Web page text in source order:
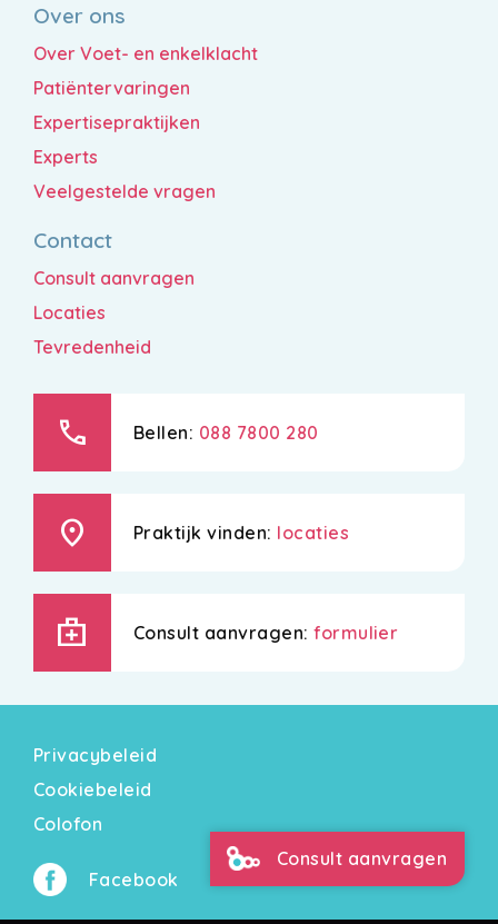
Over ons
Over Voet- en enkelklacht
Patiëntervaringen
Expertisepraktijken
Experts
Veelgestelde vragen
Contact
Consult aanvragen
Locaties
Tevredenheid
call Bellen: 088 7800 280
location_on Praktijk vinden: locaties
medical_services Consult aanvragen:formulier
Privacybeleid
Cookiebeleid
Colofon
Facebook
Consult aanvragen